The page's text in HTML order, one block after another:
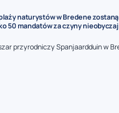
naturystów w Bredene
50 mandatów za czyny
przyrodniczy Spanjaardduin w